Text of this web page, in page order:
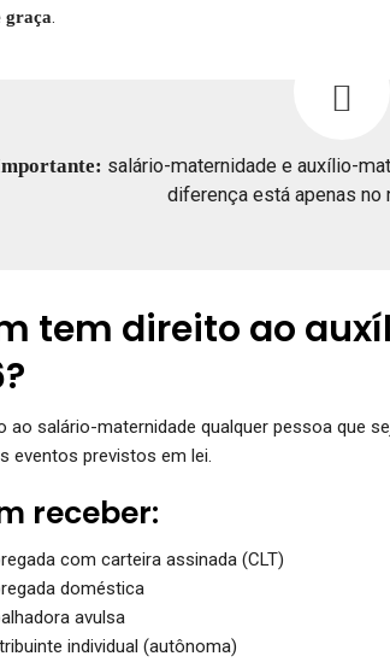
graça
salário-maternidade e auxílio-
diferença está apenas no
tem direito ao
ao salário-maternidade qualquer pessoa que
eventos previstos em lei.
receber:
com carteira assinada (CLT)
doméstica
avulsa
individual (autônoma)